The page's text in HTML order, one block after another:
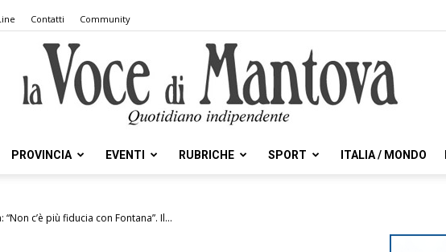
Contatti Community
PROVINCIA EVENTI RUBRICHE SPORT ITALIA / MONDO
c’è più fiducia con Fontana”. Il...